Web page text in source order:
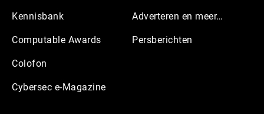
Kennisbank
Computable Awards
Colofon
Cybersec e-Magazine
Adverteren en meer…
Persberichten